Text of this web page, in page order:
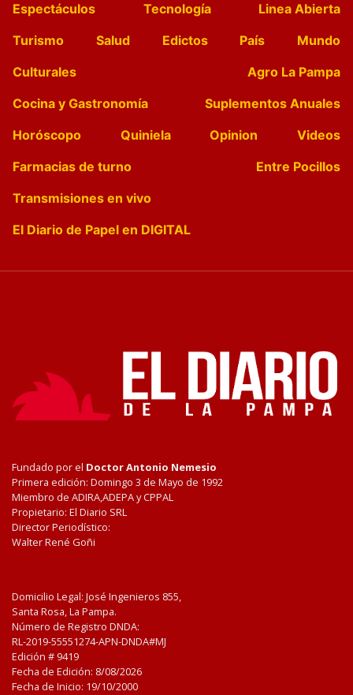
Espectáculos
Tecnología
Linea Abierta
Turismo
Salud Edictos País
Mundo
Culturales
Agro La Pampa
Cocina y Gastronomía
Suplementos Anuales
Horóscopo
Quiniela Opinion
Videos
Farmacias de turno
Entre Pocillos
Transmisiones en vivo
El Diario de Papel en DIGITAL
Fundado por el Doctor Antonio Nemesio
Primera edición: Domingo 3 de Mayo de 1992
Miembro de ADIRA,ADEPA y CPPAL
Propietario: El Diario SRL
Director Periodístico:
Walter René Goñi
Domicilio Legal: José Ingenieros 855,
Santa Rosa, La Pampa.
Número de Registro DNDA:
RL-2019-55551274-APN-DNDA#MJ
Edición # 9419
Fecha de Edición: 8/08/2026
Fecha de Inicio: 19/10/2000